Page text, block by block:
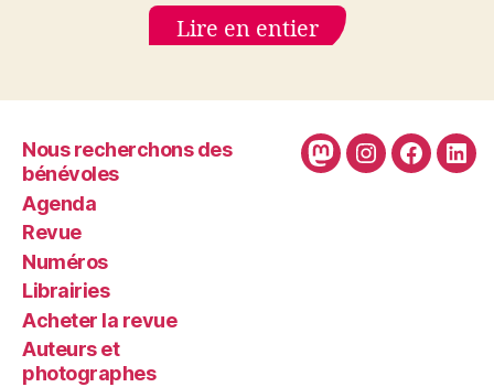
Lire en entier
Nous recherchons des
bénévoles
Agenda
Revue
Numéros
Librairies
Acheter la revue
Auteurs et
photographes
MastodonInstagram